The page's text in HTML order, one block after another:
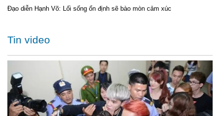
Đạo diễn Hạnh Võ: Lối sống ổn định sẽ bào mòn cảm xúc
Tin video